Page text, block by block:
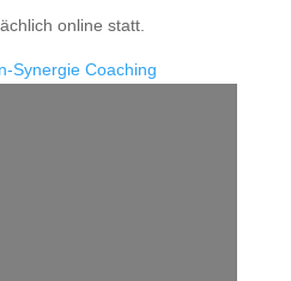
online statt.
Synergie Coaching